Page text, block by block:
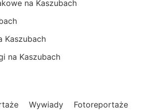
na Kaszubach
Kaszubach
na Kaszubach
Wywiady
Fotoreportaże